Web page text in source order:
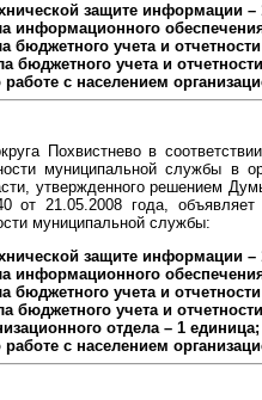
защите информации –
информационного
бюджетного учета и
бюджетного учета и
работе с населением
Похвистнево в
муниципальной службы в
утвержденного решением
от 21.05.2008 года,
муниципальной службы:
защите информации –
информационного
бюджетного учета и
бюджетного учета и
отдела – 1 единица;
работе с населением